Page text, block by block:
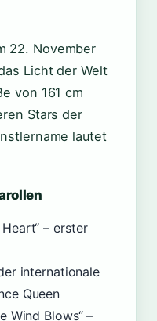
22. November
Licht der Welt
von 161 cm
Stars der
lautet
– erster
internationale
Queen
Wind Blows“ –